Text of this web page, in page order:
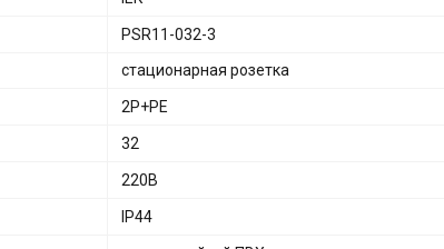
PSR11-032-3
стационарная розетка
2P+PE
32
220В
IP44